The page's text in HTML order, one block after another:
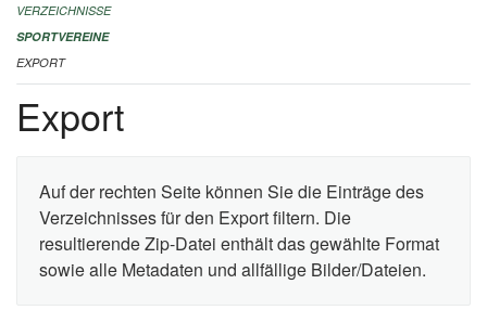
FINANZIELLE UNTERSTÜTZUNG BENÖTIGT?
KONTAKT
VERZEICHNISSE
SPORTVEREINE
EXPORT
Export
Auf der rechten Seite können Sie die Einträge des
Verzeichnisses für den Export filtern. Die
resultierende Zip-Datei enthält das gewählte Format
sowie alle Metadaten und allfällige Bilder/Dateien.